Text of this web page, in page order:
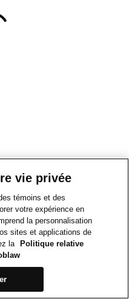
vie privée
témoins et des
votre expérience en
la personnalisation
sites et applications de
la
Politique relative